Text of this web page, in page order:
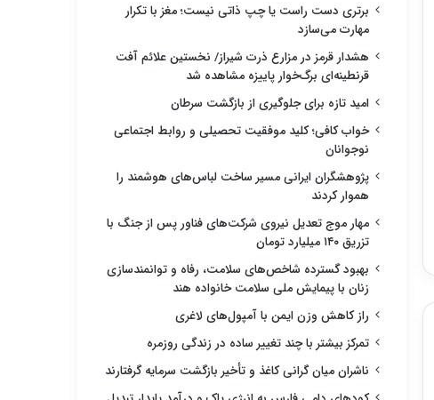
برتری دست راست یا چپ ذاتی نیست؛ مغز با تکرار
مهارت می‌سازد
هشدار قرمز در مزارع ذرت شیراز/ نخستین علائم آفت
قرنطینه‌ای برگ‌خوار پاییزه مشاهده شد
امید تازه برای جلوگیری از بازگشت سرطان
خواب کافی؛ کلید موفقیت تحصیلی و روابط اجتماعی
نوجوانان
پژوهشگران ایرانی مسیر ساخت لباس‌های هوشمند را
هموار کردند
مهار موج تعدیل نیروی شرکت‌های فناور پس از جنگ با
تزریق ۱۴۰ میلیارد تومان
بهبود گسترده شاخص‌های سلامت، رفاه و توانمندسازی
زنان با پیمایش ملی سلامت خانواده هند
راز کاهش وزن ایمن با آمپول‌های لاغری
تمرکز بیشتر با چند تغییر ساده در زندگی روزمره
ناشران میان گرانی کاغذ و تأخیر بازگشت سرمایه گرفتارند